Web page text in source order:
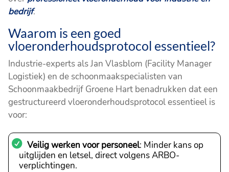
bedrijf.
Waarom is een goed
vloeronderhoudsprotocol essentieel?
Industrie-experts als Jan Vlasblom (Facility Manager
Logistiek) en de schoonmaakspecialisten van
Schoonmaakbedrijf Groene Hart benadrukken dat een
gestructureerd vloeronderhoudsprotocol essentieel is
voor:
Veilig werken voor personeel: Minder kans op
uitglijden en letsel, direct volgens ARBO-
verplichtingen.